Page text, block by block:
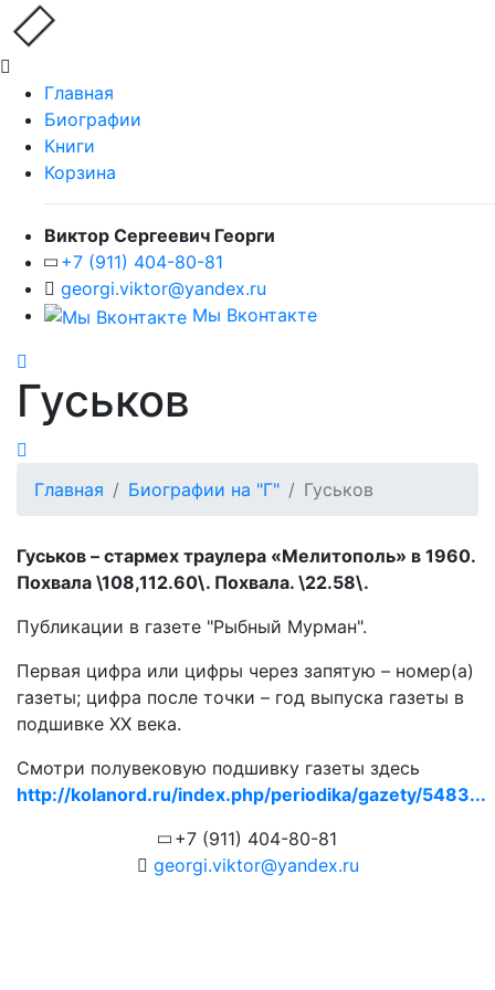
Главная
Биографии
Книги
Корзина
Виктор Сергеевич Георги
+7 (911) 404-80-81
georgi.viktor@yandex.ru
Мы Вконтакте
Гуськов
Главная Биографии на "Г" Гуськов
Гуськов – стармех траулера «Мелитополь» в 1960.
Похвала \108,112.60\. Похвала. \22.58\.
Публикации в газете "Рыбный Мурман".
Первая цифра или цифры через запятую – номер(а)
газеты; цифра после точки – год выпуска газеты в
подшивке ХХ века.
Смотри полувековую подшивку газеты здесь
http://kolanord.ru/index.php/periodika/gazety/5483...
+7 (911) 404-80-81
georgi.viktor@yandex.ru